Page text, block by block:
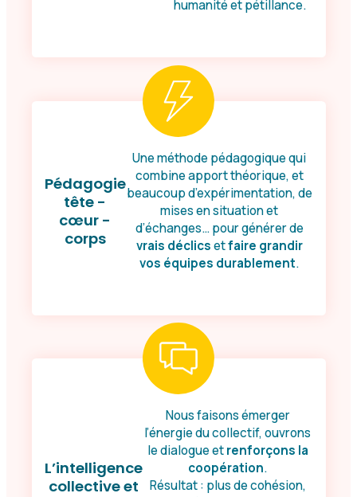
humanité et pétillance.
Pédagogie
tête -
cœur -
corps
Une méthode pédagogique qui
combine apport théorique, et
beaucoup d’expérimentation, de
mises en situation et
d’échanges… pour générer de
vrais déclicsetfaire grandir
vos équipes durablement.
L’intelligence
collective et
Nous faisons émerger
l’énergie du collectif, ouvrons
le dialogue etrenforçons la
coopération.
Résultat : plus de cohésion,